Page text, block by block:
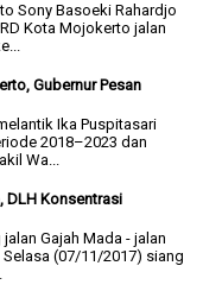
Sony Basoeki Rahardjo
Kota Mojokerto jalan
Gubernur Pesan
Ika Puspitasari
2018–2023 dan
Wa...
DLH Konsentrasi
Gajah Mada - jalan
(07/11/2017) siang